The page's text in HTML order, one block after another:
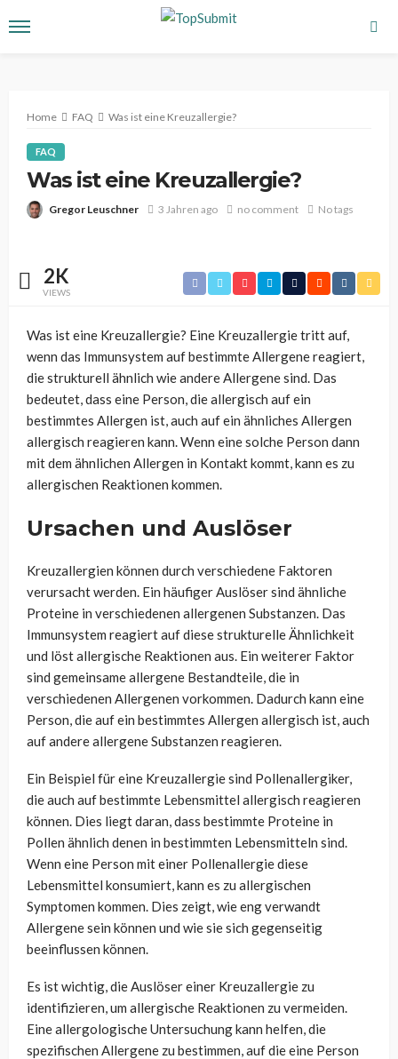
Home FAQ Was ist eine Kreuzallergie?
FAQ
Was ist eine Kreuzallergie?
Gregor Leuschner 3 Jahren ago no comment No tags
2K
VIEWS
Was ist eine Kreuzallergie? Eine Kreuzallergie tritt auf,
wenn das Immunsystem auf bestimmte Allergene reagiert,
die strukturell ähnlich wie andere Allergene sind. Das
bedeutet, dass eine Person, die allergisch auf ein
bestimmtes Allergen ist, auch auf ein ähnliches Allergen
allergisch reagieren kann. Wenn eine solche Person dann
mit dem ähnlichen Allergen in Kontakt kommt, kann es zu
allergischen Reaktionen kommen.
Ursachen und Auslöser
Kreuzallergien können durch verschiedene Faktoren
verursacht werden. Ein häufiger Auslöser sind ähnliche
Proteine in verschiedenen allergenen Substanzen. Das
Immunsystem reagiert auf diese strukturelle Ähnlichkeit
und löst allergische Reaktionen aus. Ein weiterer Faktor
sind gemeinsame allergene Bestandteile, die in
verschiedenen Allergenen vorkommen. Dadurch kann eine
Person, die auf ein bestimmtes Allergen allergisch ist, auch
auf andere allergene Substanzen reagieren.
Ein Beispiel für eine Kreuzallergie sind Pollenallergiker,
die auch auf bestimmte Lebensmittel allergisch reagieren
können. Dies liegt daran, dass bestimmte Proteine in
Pollen ähnlich denen in bestimmten Lebensmitteln sind.
Wenn eine Person mit einer Pollenallergie diese
Lebensmittel konsumiert, kann es zu allergischen
Symptomen kommen. Dies zeigt, wie eng verwandt
Allergene sein können und wie sie sich gegenseitig
beeinflussen können.
Es ist wichtig, die Auslöser einer Kreuzallergie zu
identifizieren, um allergische Reaktionen zu vermeiden.
Eine allergologische Untersuchung kann helfen, die
spezifischen Allergene zu bestimmen, auf die eine Person